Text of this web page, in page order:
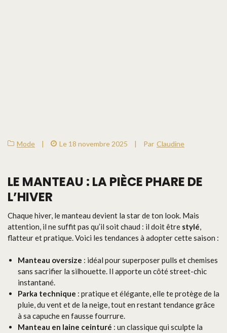
Mode | Le 18 novembre 2025 | Par Claudine
LE MANTEAU : LA PIÈCE PHARE DE
L’HIVER
Chaque hiver, le manteau devient la star de ton look. Mais
attention, il ne suffit pas qu’il soit chaud : il doit être stylé
flatteur et pratique. Voici les tendances à adopter cette saison :
Manteau oversize : idéal pour superposer pulls et chemises
sans sacrifier la silhouette. Il apporte un côté street-chic
instantané.
Parka technique : pratique et élégante, elle te protège de la
pluie, du vent et de la neige, tout en restant tendance grâce
à sa capuche en fausse fourrure.
Manteau en laine ceinturé : un classique qui sculpte la